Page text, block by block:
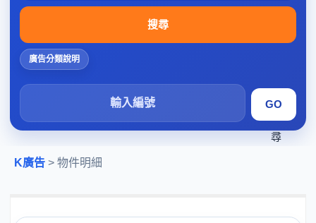
搜尋
廣告分類說明
搜
尋
K廣告 > 物件明細